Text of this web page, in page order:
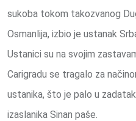
sukoba tokom takozvanog
Osmanlija, izbio je ustanak
Ustanici su na svojim
Carigradu se tragalo za
ustanika, što je palo u
izaslanika Sinan paše.